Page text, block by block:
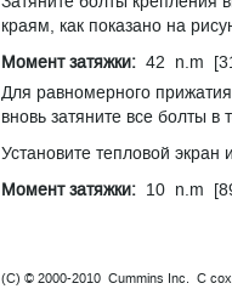
краям, как показано на
Момент затяжки:42 n.m
Для равномерного прижатия
вновь затяните все болты в
Установите тепловой экран
Момент затяжки:10 n.m
(C) © 2000-2010 Cummins Inc. С